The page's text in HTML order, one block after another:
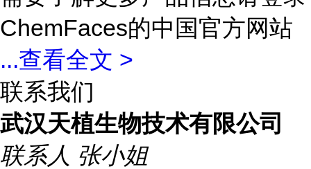
ChemFaces的中国官方网站
...查看全文 >
联系我们
武汉天植生物技术有限公司
联系人 张小姐